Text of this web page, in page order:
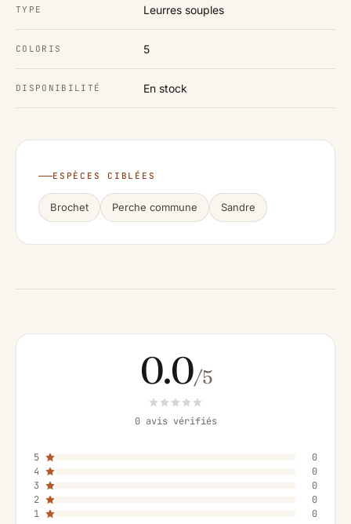
TYPE Leurres souples
COLORIS 5
DISPONIBILITÉ En stock
ESPÈCES CIBLÉES
Brochet Perche commune Sandre
0.0/5
0 avis vérifiés
5
0
4
0
3
0
2
0
1
0